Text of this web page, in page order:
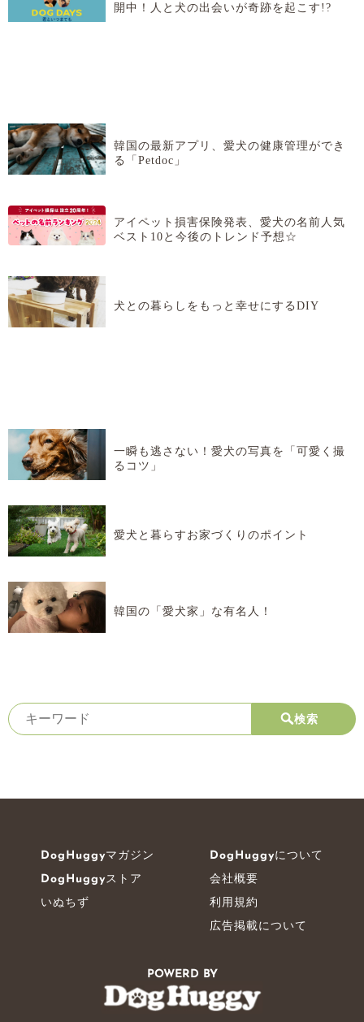
開中！人と犬の出会いが奇跡を起こす!?
韓国の最新アプリ、愛犬の健康管理ができ
る「Petdoc」
アイペット損害保険発表、愛犬の名前人気
ベスト10と今後のトレンド予想☆
犬との暮らしをもっと幸せにするDIY
一瞬も逃さない！愛犬の写真を「可愛く撮
るコツ」
愛犬と暮らすお家づくりのポイント
韓国の「愛犬家」な有名人！
検索
POWERD BY
DogHuggyマガジン
DogHuggyストア
いぬちず
DogHuggyについて
会社概要
利用規約
広告掲載について